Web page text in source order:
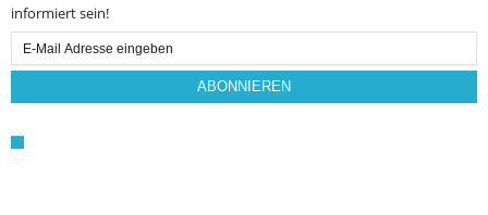
informiert sein!
Email
Subscription
ABONNIEREN